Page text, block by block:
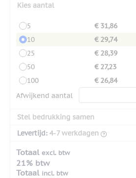
Kies aantal
5
€ 31,86
10
€ 29,74
25
€ 28,39
50
€ 27,23
100
€ 26,84
Afwijkend aantal
Stel bedrukking samen
Levertijd: 4-7 werkdagen
Totaal excl. btw
21% btw
Totaal incl. btw